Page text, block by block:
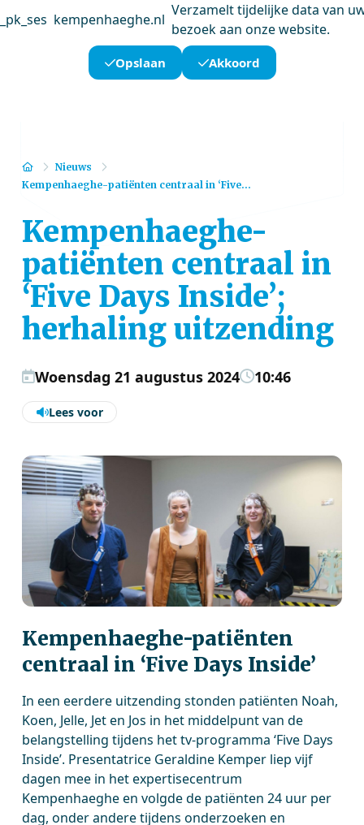
_pk_ses kempenhaeghe.nl
Verzamelt tijdelijke data van
bezoek aan onze website.
Opslaan Akkoord
HomeNieuws
Kempenhaeghe-patiënten centraal in ‘Five...
Kempenhaeghe-
patiënten centraal in
‘Five Days Inside’;
herhaling uitzending
Woensdag 21 augustus 2024 10:46
Lees voor
Kempenhaeghe-patiënten
centraal in ‘Five Days Inside’
In een eerdere uitzending stonden patiënten Noah,
Koen, Jelle, Jet en Jos in het middelpunt van de
belangstelling tijdens het tv-programma ‘Five Days
Inside’. Presentatrice Geraldine Kemper liep vijf
dagen mee in het expertisecentrum
Kempenhaeghe en volgde de patiënten 24 uur per
dag, onder andere tijdens onderzoeken en